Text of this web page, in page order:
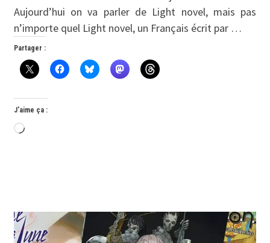
Aujourd’hui on va parler de Light novel, mais pas
n’importe quel Light novel, un Français écrit par …
Partager :
J’aime ça :
Chargement…